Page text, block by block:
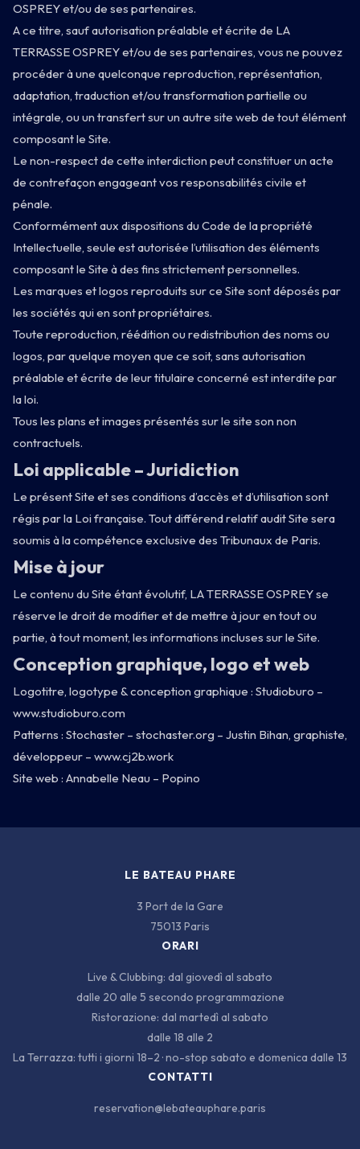
OSPREY et/ou de ses partenaires.
A ce titre, sauf autorisation préalable et écrite de LA
TERRASSE OSPREY et/ou de ses partenaires, vous ne pouvez
procéder à une quelconque reproduction, représentation,
adaptation, traduction et/ou transformation partielle ou
intégrale, ou un transfert sur un autre site web de tout élément
composant le Site.
Le non-respect de cette interdiction peut constituer un acte
de contrefaçon engageant vos responsabilités civile et
pénale.
Conformément aux dispositions du Code de la propriété
Intellectuelle, seule est autorisée l’utilisation des éléments
composant le Site à des fins strictement personnelles.
Les marques et logos reproduits sur ce Site sont déposés par
les sociétés qui en sont propriétaires.
Toute reproduction, réédition ou redistribution des noms ou
logos, par quelque moyen que ce soit, sans autorisation
préalable et écrite de leur titulaire concerné est interdite par
la loi.
Tous les plans et images présentés sur le site son non
contractuels.
Loi applicable – Juridiction
Le présent Site et ses conditions d’accès et d’utilisation sont
régis par la Loi française. Tout différend relatif audit Site sera
soumis à la compétence exclusive des Tribunaux de Paris.
Mise à jour
Le contenu du Site étant évolutif, LA TERRASSE OSPREY se
réserve le droit de modifier et de mettre à jour en tout ou
partie, à tout moment, les informations incluses sur le Site.
Conception graphique, logo et web
Logotitre, logotype & conception graphique : Studioburo –
www.studioburo.com
Patterns : Stochaster – stochaster.org – Justin Bihan, graphiste,
développeur – www.cj2b.work
Site web : Annabelle Neau – Popino
LE BATEAU PHARE
3 Port de la Gare
75013 Paris
ORARI
Live & Clubbing: dal giovedì al sabato
dalle 20 alle 5 secondo programmazione
Ristorazione: dal martedì al sabato
dalle 18 alle 2
La Terrazza: tutti i giorni 18–2 · no-stop sabato e domenica dalle 13
CONTATTI
reservation@lebateauphare.paris